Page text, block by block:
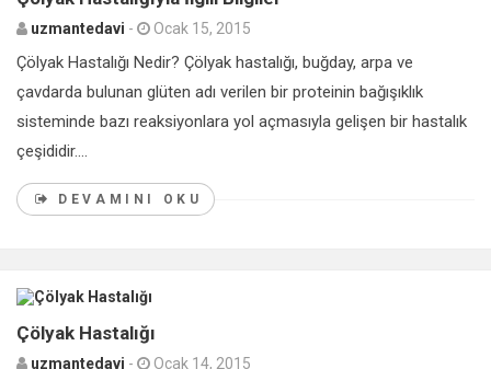
uzmantedavi - Ocak 15, 2015
Çölyak Hastalığı Nedir? Çölyak hastalığı, buğday, arpa ve
çavdarda bulunan glüten adı verilen bir proteinin bağışıklık
sisteminde bazı reaksiyonlara yol açmasıyla gelişen bir hastalık
çeşididir....
DEVAMINI OKU
Çölyak Hastalığı
uzmantedavi - Ocak 14, 2015